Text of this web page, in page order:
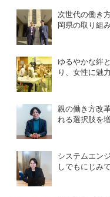
次世代の働き
岡県の取り組
ゆるやかな絆
り、女性に魅
親の働き方改
れる選択肢を
システムエン
しでもにじみ